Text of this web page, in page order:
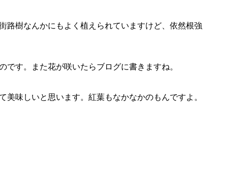
路樹なんかにもよく植えられていますけど、依然根強
す。また花が咲いたらブログに書きますね。
味しいと思います。紅葉もなかなかのもんですよ。